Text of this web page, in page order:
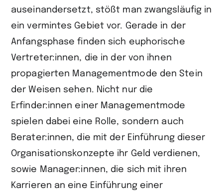
auseinandersetzt, stößt man zwangsläufig in
ein vermintes Gebiet vor. Gerade in der
Anfangsphase finden sich euphorische
Vertreter:innen, die in der von ihnen
propagierten Managementmode den Stein
der Weisen sehen. Nicht nur die
Erfinder:innen einer Managementmode
spielen dabei eine Rolle, sondern auch
Berater:innen, die mit der Einführung dieser
Organisationskonzepte ihr Geld verdienen,
sowie Manager:innen, die sich mit ihren
Karrieren an eine Einführung einer